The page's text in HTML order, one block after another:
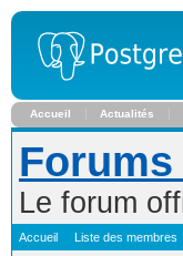
Accueil Actualités
Le forum
Accueil Liste des membres